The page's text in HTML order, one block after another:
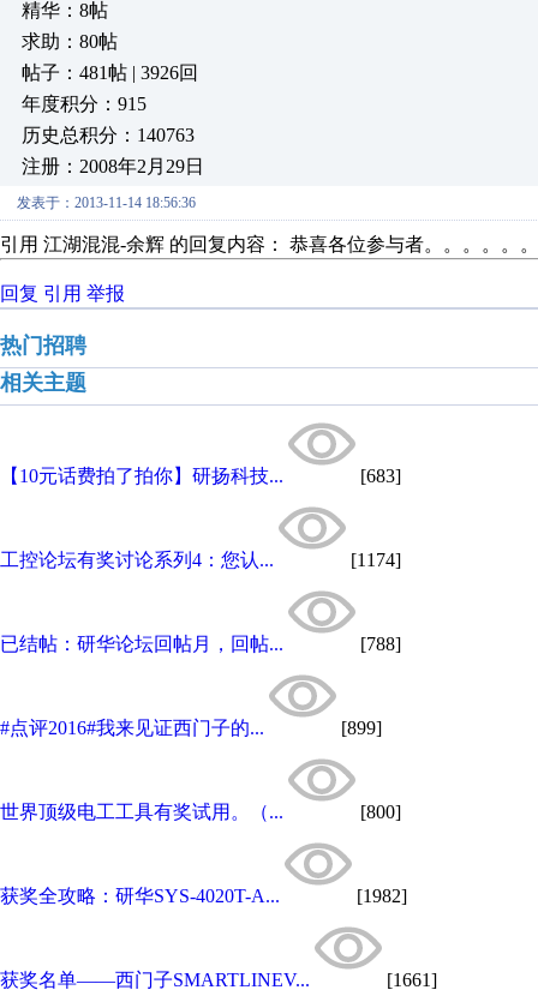
精华：8帖
求助：80帖
帖子：481帖 | 3926回
年度积分：915
历史总积分：140763
注册：2008年2月29日
发表于：2013-11-14 18:56:36
引用 江湖混混-余辉 的回复内容： 恭喜各位参与者。。。。。。
回复 引用 举报
热门招聘
相关主题
【10元话费拍了拍你】研扬科技... [683]
工控论坛有奖讨论系列4：您认... [1174]
已结帖：研华论坛回帖月，回帖... [788]
#点评2016#我来见证西门子的... [899]
世界顶级电工工具有奖试用。（... [800]
获奖全攻略：研华SYS-4020T-A... [1982]
获奖名单——西门子SMARTLINEV... [1661]